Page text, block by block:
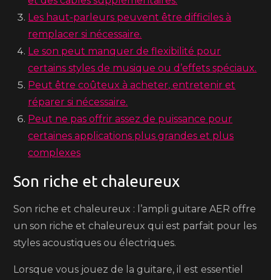
Les haut-parleurs peuvent être difficiles à
remplacer si nécessaire.
Le son peut manquer de flexibilité pour
certains styles de musique ou d’effets spéciaux.
Peut être coûteux à acheter, entretenir et
réparer si nécessaire.
Peut ne pas offrir assez de puissance pour
certaines applications plus grandes et plus
complexes
Son riche et chaleureux
Son riche et chaleureux : l’ampli guitare AER offre
un son riche et chaleureux qui est parfait pour les
styles acoustiques ou électriques.
Lorsque vous jouez de la guitare, il est essentiel